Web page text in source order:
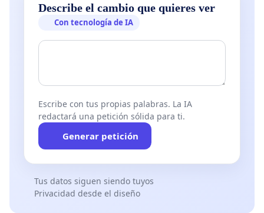
Describe el cambio que quieres ver
Con tecnología de IA
Escribe con tus propias palabras. La IA
redactará una petición sólida para ti.
Generar petición
Tus datos siguen siendo tuyos
Privacidad desde el diseño